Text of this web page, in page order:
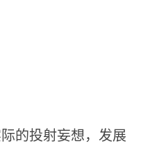
的投射妄想，发展